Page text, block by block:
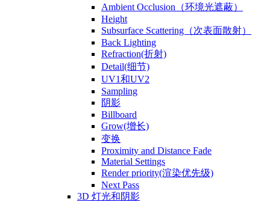
Ambient Occlusion（环境光遮蔽）
Height
Subsurface Scattering（次表面散射）
Back Lighting
Refraction(折射)
Detail(细节)
UV1和UV2
Sampling
阴影
Billboard
Grow(增长)
变换
Proximity and Distance Fade
Material Settings
Render priority(渲染优先级)
Next Pass
3D 灯光和阴影